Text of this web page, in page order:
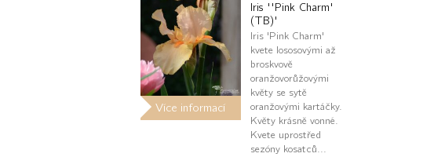
Více informací
Iris ''Pink Charm'
(TB)'
Iris 'Pink Charm'
kvete lososovými až
broskvově
oranžovorůžovými
květy se sytě
oranžovými kartáčky.
Květy krásně vonné.
Kvete uprostřed
sezóny kosatců...